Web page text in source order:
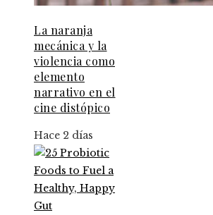
La naranja
mecánica y la
violencia como
elemento
narrativo en el
cine distópico
Hace 2 días